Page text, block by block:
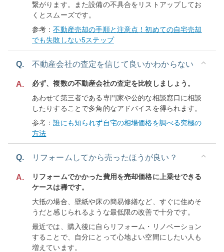
繋がります。また設備の不具合をリストアップしてお
くとスムーズです。
参考：不動産売却の手順と注意点！初めての自宅売却
でも失敗しない5ステップ
Q. 不動産会社の査定を信じて良いかわからない
A.
必ず、複数の不動産会社の査定を比較しましょう。
あわせて第三者である専門家や公的な相談窓口に相談
したりすることで多角的なアドバイスを得られます。
参考：誰にも知られず自宅の相場価格を調べる究極の
方法
Q. リフォームしてから売ったほうが良い？
A.
リフォームでかかった費用を売却価格に上乗せできる
ケースは稀です。
大抵の場合、壁紙や床の簡易修繕など、すぐに住めそ
うだと感じられるような最低限の改善で十分です。
最近では、購入後に自らリフォーム・リノベーション
することで、自分にとって心地よい空間にしたい人も
増えています。